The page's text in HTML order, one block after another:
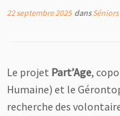
22 septembre 2025dansSéniors
Le projet Part’Age,
Humaine) et le
recherche des